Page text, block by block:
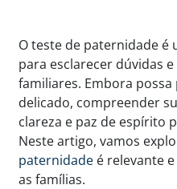
O teste de paternidade é
para esclarecer dúvidas
familiares. Embora
delicado, compreender
clareza e paz de espírito
Neste artigo, vamos
paternidade é relevante
as famílias.